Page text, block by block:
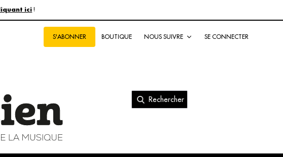
ici !
S'ABONNER BOUTIQUE NOUS SUIVRE SE CONNECTER
Rechercher